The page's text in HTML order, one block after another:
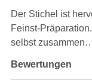
Der Stichel ist
Feinst-
selbst
Bewertungen